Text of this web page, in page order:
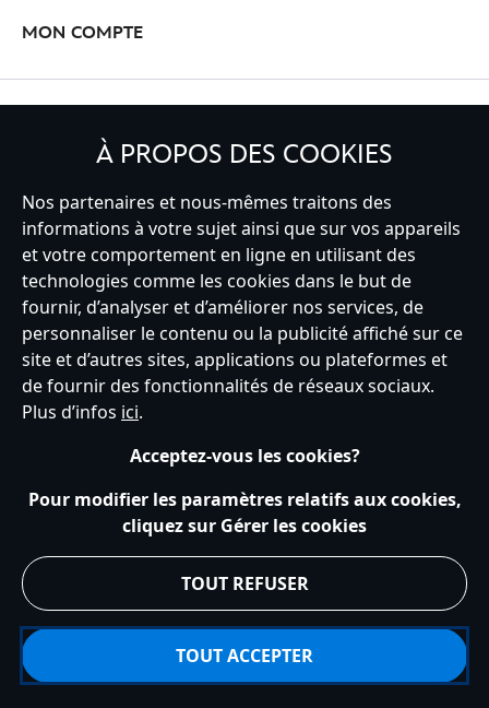
MON COMPTE
France
Service clients Conditions d’utilisation
Trouver un magasin
Plan du site
Règles de respect de la vie privée
Politique de cookies
Notice relative à la confidentialité
Conditions générales de vente
À PROPOS DES COOKIES
Nos partenaires et nous-mêmes traitons des
informations à votre sujet ainsi que sur vos appareils
et votre comportement en ligne en utilisant des
technologies comme les cookies dans le but de
fournir, d’analyser et d’améliorer nos services, de
personnaliser le contenu ou la publicité affiché sur ce
site et d’autres sites, applications ou plateformes et
de fournir des fonctionnalités de réseaux sociaux.
Plus d’infos ici.
Acceptez-vous les cookies?
Pour modifier les paramètres relatifs aux cookies,
cliquez sur Gérer les cookies
TOUT REFUSER
TOUT ACCEPTER